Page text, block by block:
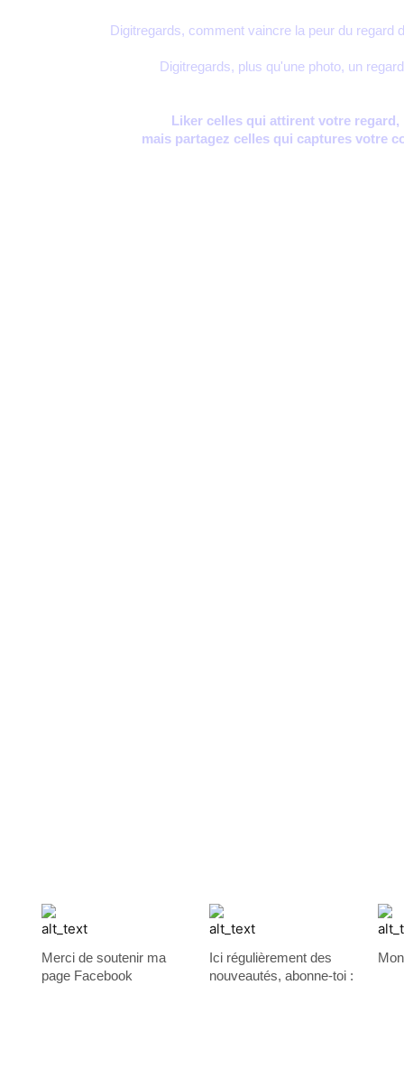
Digitregards, comment vaincre la peur du regard
Digitregards, plus qu'une photo, un
Liker celles qui attirent votre regard,
mais partagez celles qui captures votre
Merci de soutenir ma
page Facebook
Ici régulièrement des
nouveautés, abonne-toi :